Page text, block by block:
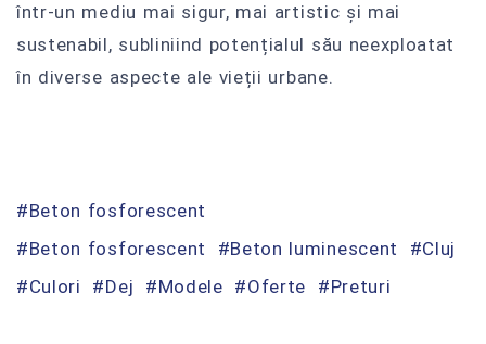
într-un mediu mai sigur, mai artistic și mai
sustenabil, subliniind potențialul său neexploatat
în diverse aspecte ale vieții urbane.
Beton fosforescent
Beton fosforescent
Beton luminescent
Cluj
Culori
Dej Modele Oferte Preturi